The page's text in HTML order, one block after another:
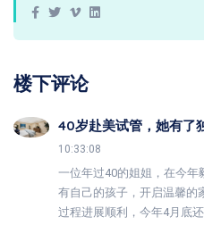
楼下评论
40岁赴美试管，她有了
10:33:08
一位年过40的姐姐，在今年
有自己的孩子，开启温馨的
过程进展顺利，今年4月底